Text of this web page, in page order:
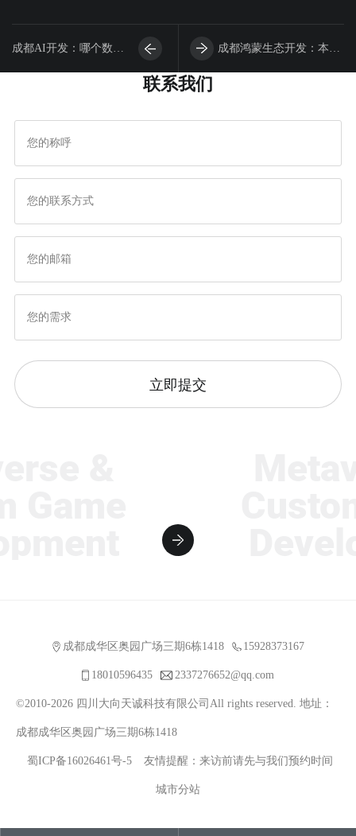
成都AI开发：哪个数据 成都鸿蒙生态开发：本地
联系我们
立即提交
成都成华区奥园广场三期6栋1418 15928373167
18010596435 2337276652@qq.com
©2010-2026 四川大向天诚科技有限公司All rights reserved. 地址：
成都成华区奥园广场三期6栋1418
蜀ICP备16026461号-5 友情提醒：来访前请先与我们预约时间
城市分站